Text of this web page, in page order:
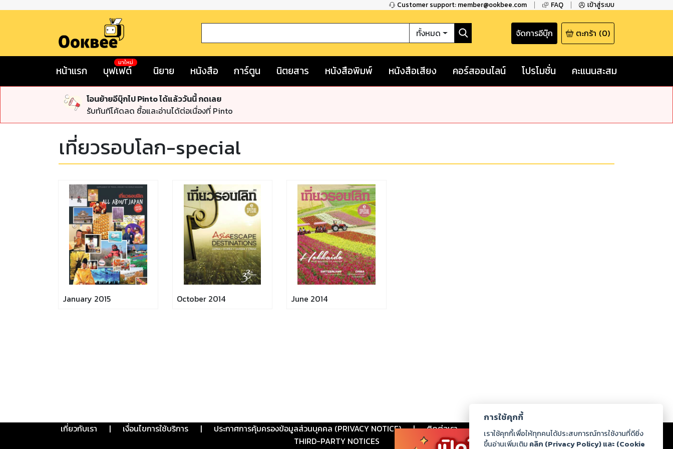
Customer support: member@ookbee.com FAQ เข้าสู่ระบบ
ทั้งหมด จัดการอีบุ๊ก ตะกร้า (0)
หน้าแรก บุฟเฟต์
มาใหม่
นิยาย หนังสือ การ์ตูน นิตยสาร หนังสือพิมพ์ หนังสือเสียง คอร์สออนไลน์ โปรโมชั่น คะแนนสะสม
โอนย้ายอีบุ๊กไป Pinto ได้แล้ววันนี้ กดเลย
รับทันทีโค้ดลด ซื้อและอ่านได้ต่อเนื่องที่ Pinto
เที่ยวรอบโลก-special
January 2015 October 2014 June 2014
เกี่ยวกับเรา | เงื่อนไขการใช้บริการ | ประกาศการคุ้มครองข้อมูลส่วนบุคคล (PRIVACY NOTICE) | ติดต่อเรา ร่วมงานกับเรา ดาวน์โหลด
THIRD-PARTY NOTICES
การใช้คุกกี้
เราใช้คุกกี้เพื่อให้ทุกคนได้ประสบการณ์การใช้งานที่ดียิ่ง
ขึ้นอ่านเพิ่มเติม คลิก (Privacy Policy) และ (Cookie